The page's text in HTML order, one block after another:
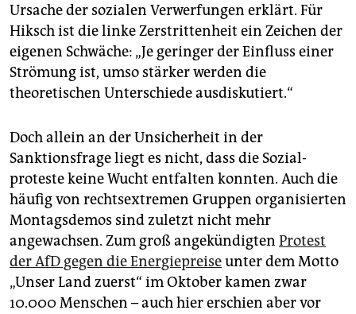
Ursache der sozialen Verwerfungen erklärt. Für
Hiksch ist die linke Zerstrittenheit ein Zeichen der
eigenen Schwäche: „Je geringer der Einfluss einer
Strömung ist, umso stärker werden die
theoretischen Unterschiede ausdiskutiert.“
Doch allein an der Unsicherheit in der
Sanktionsfrage liegt es nicht, dass die Sozial­
proteste keine Wucht entfalten konnten. Auch die
häufig von rechtsextremen Gruppen organisierten
Montagsdemos sind zuletzt nicht mehr
angewachsen. Zum groß angekündigten Protest
der AfD gegen die Energiepreiseunter dem Motto
„Unser Land zuerst“ im Oktober kamen zwar
10.000 Menschen – auch hier erschien aber vor